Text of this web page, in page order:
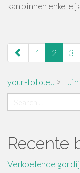
kan binnen enkele
paging-
1 2 3
your-foto.eu >Tuin
for:
Recente
Verkoelende